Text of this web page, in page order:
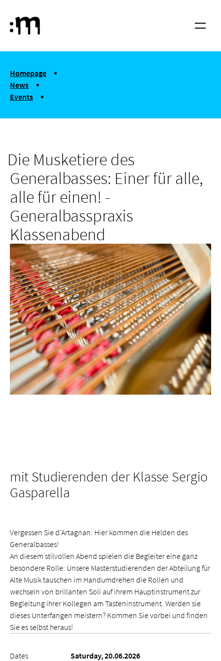
Cologne University of Music and Dance Menu
You are here:
Homepage
News
Events
Die Musketiere des Generalbasses: Einer für alle, alle für
Die Musketiere des
Generalbasses: Einer für alle,
alle für einen! -
Generalbasspraxis
Klassenabend
mit Studierenden der Klasse Sergio
Gasparella
Vergessen Sie d’Artagnan: Hier kommen die Helden des
Generalbasses!
An diesem stilvollen Abend spielen die Begleiter eine ganz
besondere Rolle: Unsere Masterstudierenden der Abteilung für
Alte Musik tauschen im Handumdrehen die Rollen und
wechseln von brillanten Soli auf ihrem Hauptinstrument zur
Begleitung ihrer Kollegen am Tasteninstrument. Werden sie
dieses Unterfangen meistern? Kommen Sie vorbei und finden
Sie es selbst heraus!
Dates
Saturday, 20.06.2026